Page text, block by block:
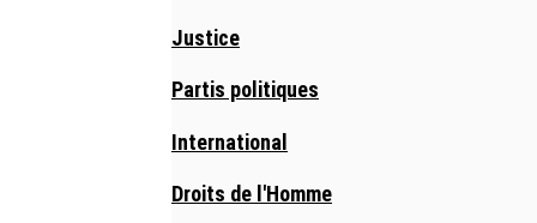
Justice
Partis politiques
International
Droits de l'Homme